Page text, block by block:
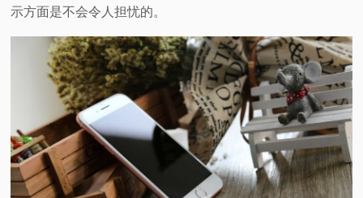
示方面是不会令人担忧的。